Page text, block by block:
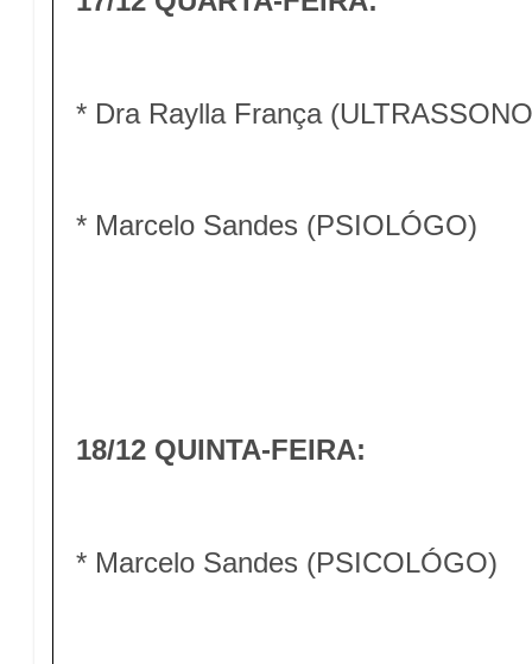
* Dra Raylla França
* Marcelo Sandes (PSIOLÓGO)
18/12 QUINTA-FEIRA:
* Marcelo Sandes (PSICOLÓGO)